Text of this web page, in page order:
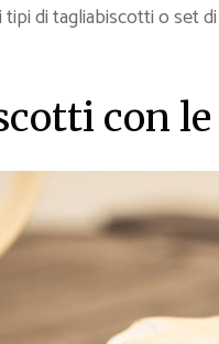
di tagliabiscotti o set di
con